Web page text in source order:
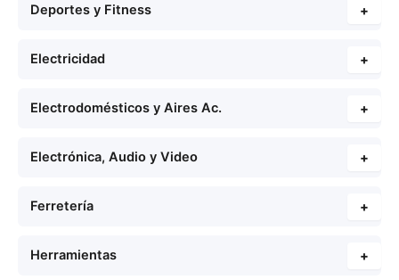
Deportes y Fitness +
Electricidad +
Electrodomésticos y Aires Ac. +
Electrónica, Audio y Video +
Ferretería +
Herramientas +